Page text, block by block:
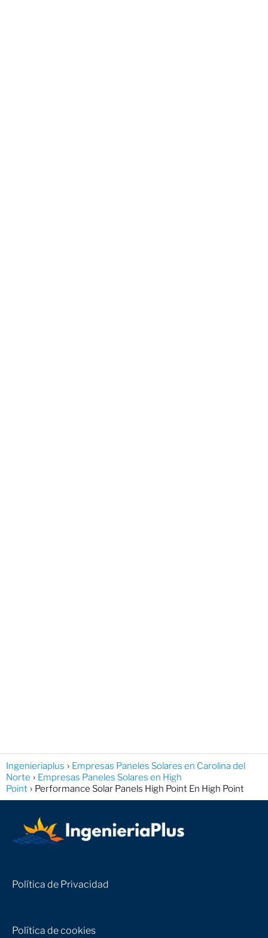
Ingenieriaplus
Empresas Paneles Solares en Carolina del
Norte
Empresas Paneles Solares en High
Point
Performance Solar Panels High Point En High Point
Política de Privacidad
Política de cookies